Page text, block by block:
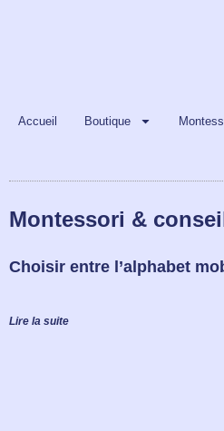
Accueil Boutique
Montessori &
Choisir entre l’alphabet
Lire la suite